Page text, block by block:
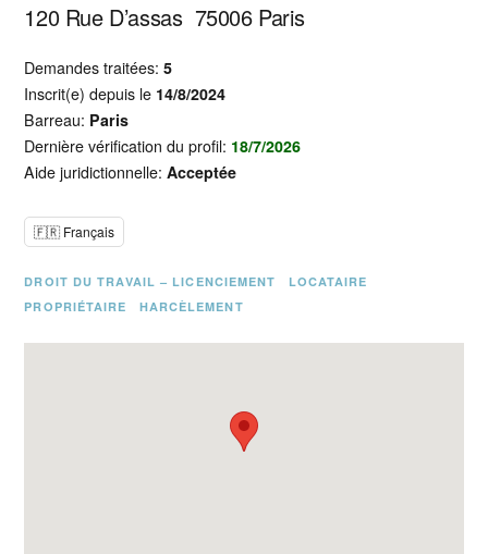
120 Rue D’assas 75006 Paris
Demandes traitées:5
Inscrit(e) depuis le 14/8/2024
Barreau: Paris
Dernière vérification du profil: 18/7/2026
Aide juridictionnelle:Acceptée
🇫🇷 Français
DROIT DU TRAVAIL – LICENCIEMENT
LOCATAIRE
PROPRIÉTAIRE
HARCÈLEMENT